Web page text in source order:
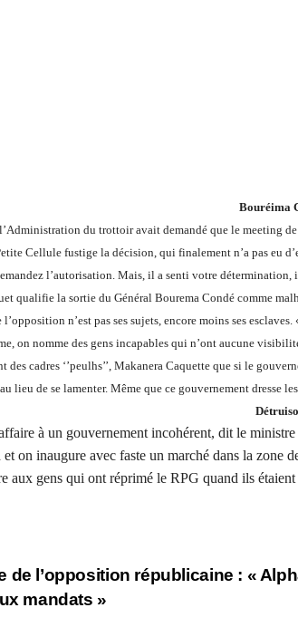
Bouréima
du trottoir avait demandé que le meeting
Cellule fustige la décision, qui finalement n’a pas eu
l’autorisation. Mais, il a senti votre
qualifie la sortie du Général Bourema Condé comme
n’est pas ses sujets, encore moins ses
on nomme des gens incapables qui n’ont aucune
des cadres ‘’peulhs’’, Makanera Caquette que si le
lieu de se lamenter. Même que ce gouvernement dresse
à un gouvernement incohérent, dit le
on inaugure avec faste un marché dans la zone
aux gens qui ont réprimé le RPG quand ils
de l’opposition républicaine : «
mandats »